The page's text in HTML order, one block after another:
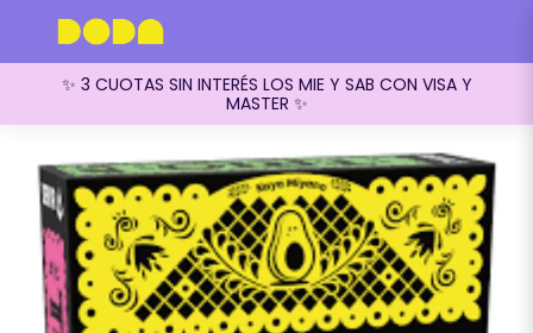
✨ 3 CUOTAS SIN INTERÉS LOS MIE Y SAB CON VISA Y
MASTER ✨